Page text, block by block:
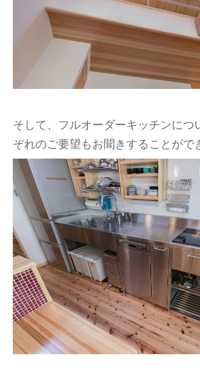
そして、フルオーダーキッチンにつ
ぞれのご要望もお聞きすることがで